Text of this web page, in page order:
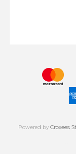
Powered by Croxees